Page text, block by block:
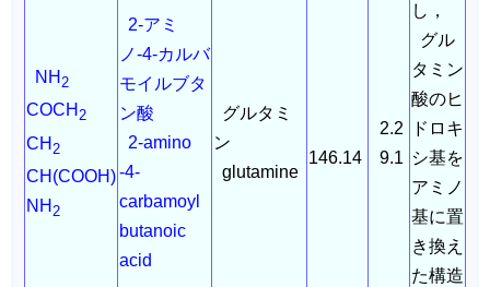
NH 2
COCH 2
CH 2
CH(COOH)
NH 2
2-アミ
ノ-4-カルバ
モイルブタ
ン酸
2-amino
-4-
carbamoyl
butanoic
acid
グルタミ
ン
glutamine
146.14
2.2
9.1
し，
グル
タミン
酸のヒ
ドロキ
シ基を
アミノ
基に置
き換え
た構造